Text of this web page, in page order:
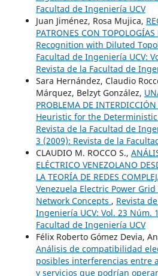
Facultad de Ingeniería UCV
Juan Jiménez, Rosa Mujica,
PATRONES CON
Recognition with Diluted
Facultad de Ingeniería UCV:
Revista de la Facultad de
Sara Hernández, Claudio
Márquez, Belzyt González,
PROBLEMA DE
Heuristic for the
Revista de la Facultad de
3 (2009): Revista de la
CLAUDIO M. ROCCO S.,
ELÉCTRICO VENEZOLANO
LA TEORÍA DE REDES
Venezuela Electric Power
Network Concepts , Revista
Ingeniería UCV: Vol. 23 Núm.
Facultad de Ingeniería UCV
Félix Roberto Gómez Devia,
Análisis de compatibilidad
posibles interferencias entre
y servicios que podrían